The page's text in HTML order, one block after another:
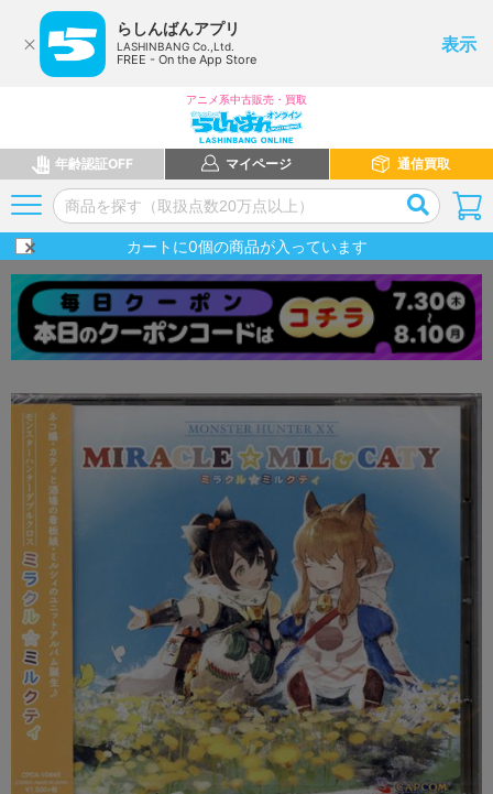
らしんばんアプリ
LASHINBANG Co.,Ltd.
FREE - On the App Store
表示
アニメ系中古販売・買取
年齢認証OFF マイページ 通信買取
カートに0個の商品が入っています